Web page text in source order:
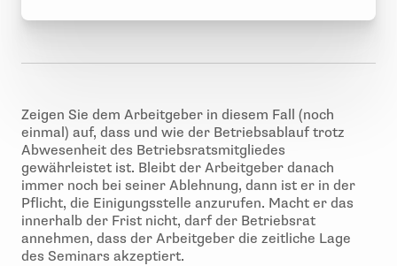
Zeigen Sie dem Arbeitgeber in diesem Fall (noch
einmal) auf, dass und wie der Betriebsablauf trotz
Abwesenheit des Betriebsratsmitgliedes
gewährleistet ist. Bleibt der Arbeitgeber danach
immer noch bei seiner Ablehnung, dann ist er in der
Pflicht, die Einigungsstelle anzurufen. Macht er das
innerhalb der Frist nicht, darf der Betriebsrat
annehmen, dass der Arbeitgeber die zeitliche Lage
des Seminars akzeptiert.